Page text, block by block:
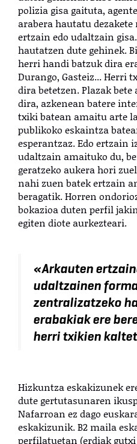
polizia gisa gaituta,
arabera hautatu
ertzain edo udaltzain
hautatzen dute gehinek.
herri handi batzuk dira
Durango, Gasteiz... Herri
dira betetzen. Plazak
dira, azkenean batere
txiki batean amaitu arte
publikoko eskaintza
esperantzaz. Edo ertzain
udaltzain amaituko du,
geratzeko aukera hori
nahi zuen batek ertzain
beragatik. Horren
bokazioa duten perfil
egiten diote aurkezteari.
«Arkauten
udaltzainen
zentralizatzeko
erabakiak ere
herri txikien
Hizkuntza eskakizunek
dute gertutasunaren
Nafarroan ez dago
eskakizunik. B2 maila
perfilatuetan (erdiak gutxi